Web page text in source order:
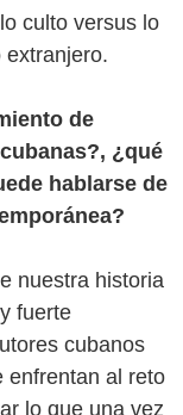
culto versus lo
extranjero.
de
¿qué
hablarse de
nuestra historia
fuerte
cubanos
enfrentan al reto
lo que una vez